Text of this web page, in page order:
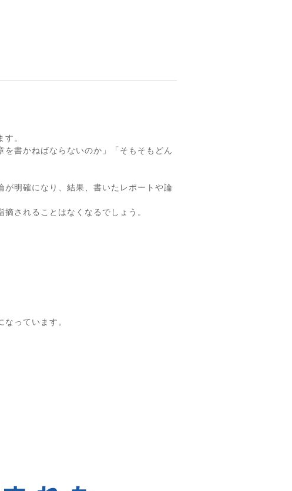
。
書かねばならないのか」「そもそもどん
明確になり、結果、書いたレポートや論
されることはなくなるでしょう。
っています。